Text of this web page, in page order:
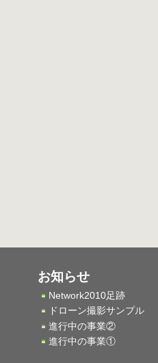
お知らせ
Network2010足跡
ドローン撮影サンプル
進行中の事業②
進行中の事業①